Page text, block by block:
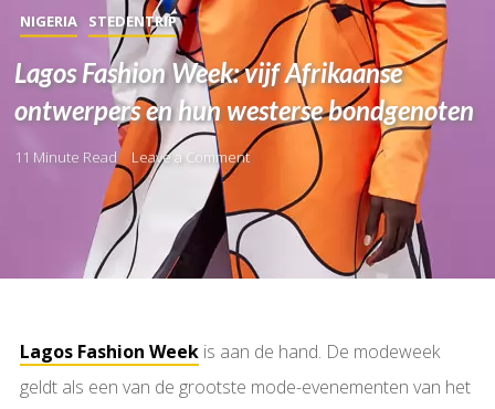
NIGERIA STEDENTRIP
Lagos Fashion Week: vijf Afrikaanse
ontwerpers en hun westerse bondgenoten
11 Minute Read Leave a Comment
Lagos Fashion Weekis aan de hand. De modeweek
geldt als een van de grootste mode-evenementen van het